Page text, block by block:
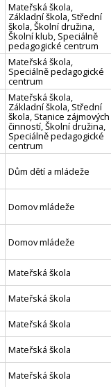
Mateřská škola,
Základní škola, Střední
škola, Školní družina,
Školní klub, Speciálně
pedagogické centrum
Mateřská škola,
Speciálně pedagogické
centrum
Mateřská škola,
Základní škola, Střední
škola, Stanice zájmových
činností, Školní družina,
Speciálně pedagogické
centrum
Dům dětí a mládeže
Domov mládeže
Domov mládeže
Mateřská škola
Mateřská škola
Mateřská škola
Mateřská škola
Mateřská škola